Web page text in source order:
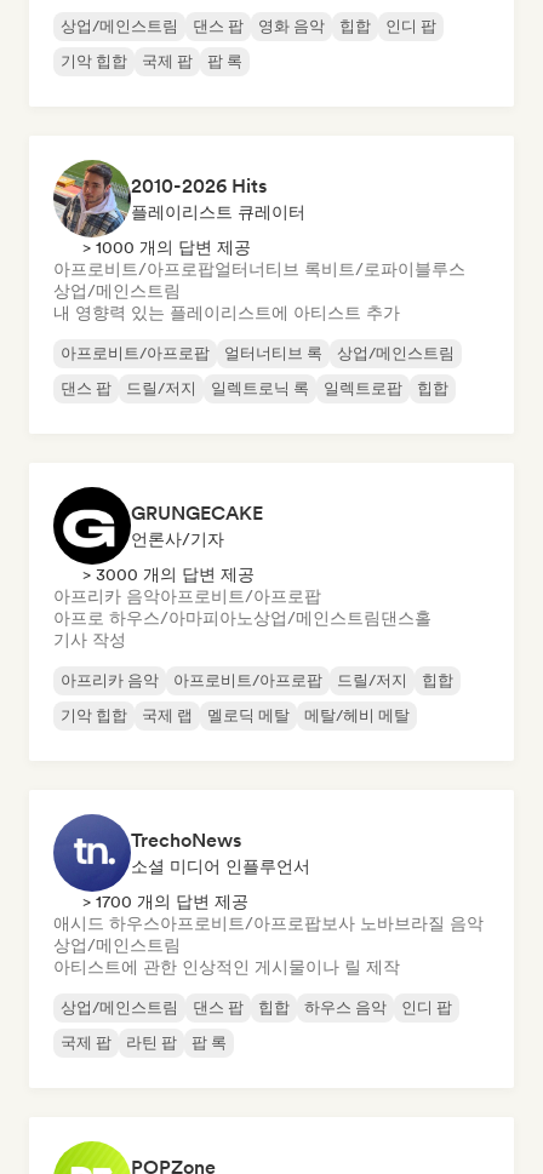
상업/메인스트림 댄스 팝 영화 음악 힙합
인디 팝
기악 힙합
국제 팝 팝 록
2010-2026 Hits
플레이리스트 큐레이터
> 1000 개의 답변 제공
아프로비트/아프로팝얼터너티브 록비트/로파이블루스
상업/메인스트림
내 영향력 있는 플레이리스트에 아티스트 추가
아프로비트/아프로팝 얼터너티브 록
상업/메인스트림
댄스 팝
드릴/저지 일렉트로닉 록 일렉트로팝 힙합
GRUNGECAKE
언론사/기자
> 3000 개의 답변 제공
아프리카 음악아프로비트/아프로팝
아프로 하우스/아마피아노상업/메인스트림댄스홀
기사 작성
아프리카 음악 아프로비트/아프로팝 드릴/저지
힙합
기악 힙합
국제 랩 멜로딕 메탈 메탈/헤비 메탈
TrechoNews
소셜 미디어 인플루언서
> 1700 개의 답변 제공
애시드 하우스아프로비트/아프로팝보사 노바브라질 음악
상업/메인스트림
아티스트에 관한 인상적인 게시물이나 릴 제작
상업/메인스트림 댄스 팝 힙합 하우스 음악
인디 팝
국제 팝
라틴 팝 팝 록
POPZone